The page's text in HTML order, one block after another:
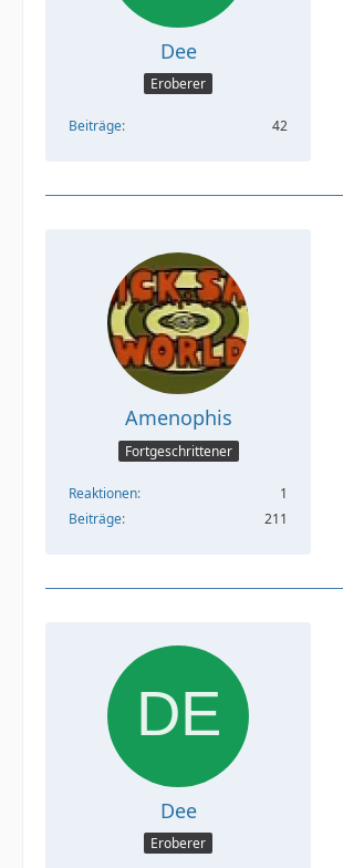
Dee
Eroberer
Beiträge 42
Amenophis
Fortgeschrittener
Reaktionen
1
Beiträge
211
Dee
Eroberer